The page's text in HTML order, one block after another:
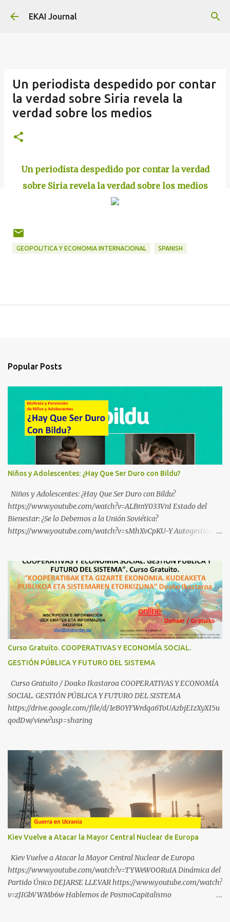
EKAI Journal
Un periodista despedido por contar
la verdad sobre Siria revela la
verdad sobre los medios
Un periodista despedido por contar la verdad
sobre Siria revela la verdad sobre los medios
GEOPOLITICA Y ECONOMIA INTERNACIONAL SPANISH
Popular Posts
Niños y Adolescentes: ¿Hay Que Ser Duro con Bildu?
Niños y Adolescentes: ¿Hay Que Ser Duro con Bildu?
https://www.youtube.com/watch?v=ALBmY033VnI Estado del
Bienestar: ¿Se lo Debemos a la Unión Soviética?
https://www.youtube.com/watch?v=sMhXvCpKU-Y Autogestión
Industrial https://www.youtube.com/shorts/dGKjgqEvRHk
¿Conoces los nuevos canales de BABESTU? Si quieres hacer algo, o
compartir ideas, para proteger a los niños y adolescentes vascos
frente a abusos y manipulaciones: BABESTUren kanal berriak
ezagutzen dituzu? Euskal haurrak eta nerabeak abusu eta
manipulazioetatik babesteko zerbait egin nahi baduzu, edo ideiak
partekatu nahi badituzu: Telegram :
https://whatsapp.com/channel/0029VbBW56k0LKZJWzQyoE1T
SÍGUENOS EN YOUTUBE: https://www.youtube.com/@ekaicenter?
sub_confirmation=1
Curso Gratuito. COOPERATIVAS Y ECONOMÍA SOCIAL.
GESTIÓN PÚBLICA Y FUTURO DEL SISTEMA
Curso Gratuito / Doako Ikastaroa COOPERATIVAS Y ECONOMÍA
SOCIAL. GESTIÓN PÚBLICA Y FUTURO DEL SISTEMA
https://drive.google.com/file/d/1eB0YFWrdqa6ToUAzbjEIzXyXI5u
qodDw/view?usp=sharing
Kiev Vuelve a Atacar la Mayor Central Nuclear de Europa
Kiev Vuelve a Atacar la Mayor Central Nuclear de Europa
https://www.youtube.com/watch?v=TYWeWOORuIA Dinámica del
Partido Único DEJARSE LLEVAR https://www.youtube.com/watch?
v=zJIGbVWMb6w Hablemos de PosmoCapitalismo